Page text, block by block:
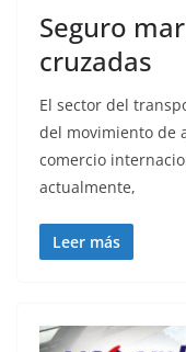
Seguro
cruzadas
El sector del
del movimiento de
comercio
actualmente,
Leer más